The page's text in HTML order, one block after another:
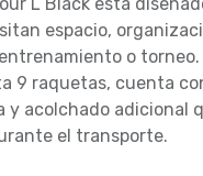
espacio,
o torneo.
9 raquetas, cuenta
y acolchado adicional
el transporte.